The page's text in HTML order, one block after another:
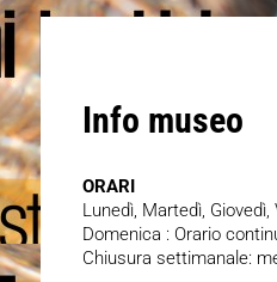
Info museo
ORARI
Lunedì, Martedì,
Domenica : Orario
Chiusura settimanale: